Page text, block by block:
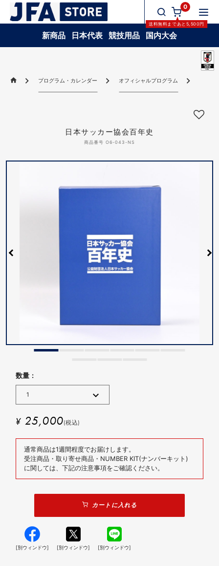
0
送料無料まであと 5,500円
新商品 日本代表 競技用品 国内大会
プログラム・カレンダー オフィシャルプログラム
日本サッカー協会百年史
商品番号 O6-043-NS
数量 :
¥ 25,000(税込)
通常商品は1週間程度でお届けします。
受注商品・取り寄せ商品・NUMBER KIT(ナンバーキット)
に関しては、下記の注意事項をご確認ください。
カートに入れる
[別ウィンドウ] [別ウィンドウ] [別ウィンドウ]